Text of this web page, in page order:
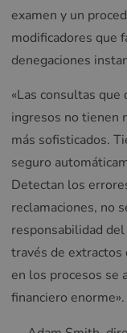
examen y un
modificadores que
denegaciones
«Las consultas
ingresos no tienen
más sofisticados.
seguro
Detectan los
reclamaciones, no
responsabilidad
través de extractos
en los procesos se
financiero enorme».